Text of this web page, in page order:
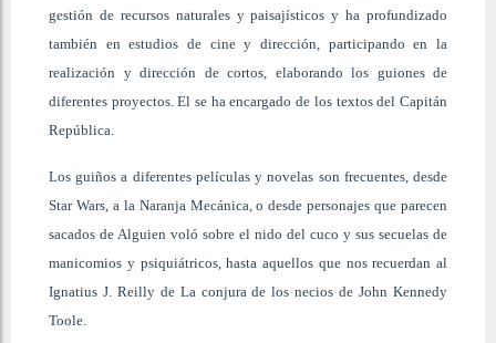
gestión de recursos naturales y paisajísticos y ha profundizado
también en estudios de cine y dirección, participando en la
realización y dirección de cortos, elaborando los guiones de
diferentes proyectos. El se ha encargado de los textos del Capitán
República.
Los guiños a diferentes películas y novelas son frecuentes, desde
Star Wars, a la Naranja Mecánica, o desde personajes que parecen
sacados de Alguien voló sobre el nido del cuco y sus secuelas de
manicomios y psiquiátricos, hasta aquellos que nos recuerdan al
Ignatius J. Reilly de La conjura de los necios de John Kennedy
Toole.